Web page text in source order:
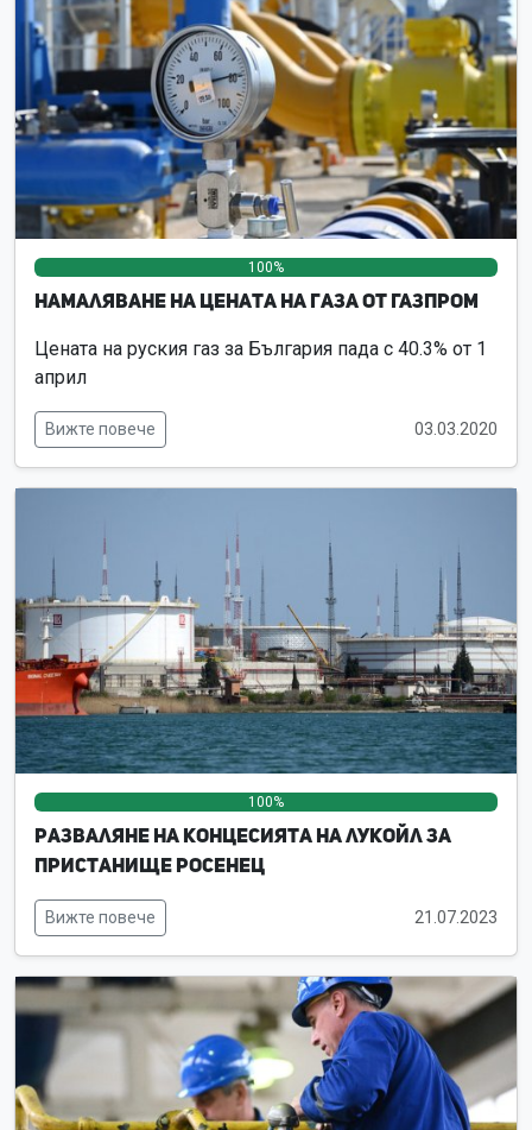
100%
Намаляване на цената на газа от Газпром
Цената на руския газ за България пада с 40.3% от 1
април
Вижте повече 03.03.2020
100%
Разваляне на концесията на ЛУКойл за
пристанище Росенец
Вижте повече 21.07.2023